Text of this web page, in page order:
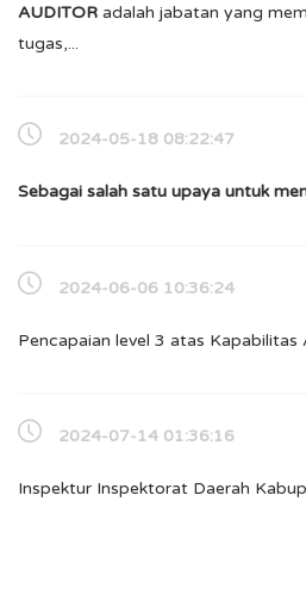
AUDITOR adalah jabatan yang
tugas,...
2024-05-18 08:22:47
Sebagai salah satu upaya untuk
2024-06-06 10:36:24
Pencapaian level 3 atas
2024-07-14 01:36:16
Inspektur Inspektorat Daerah